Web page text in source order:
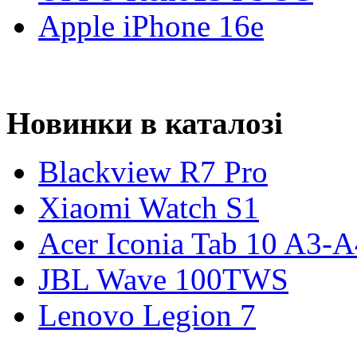
Apple iPhone 16e
Новинки в каталозі
Blackview R7 Pro
Xiaomi Watch S1
Acer Iconia Tab 10 A3-
JBL Wave 100TWS
Lenovo Legion 7